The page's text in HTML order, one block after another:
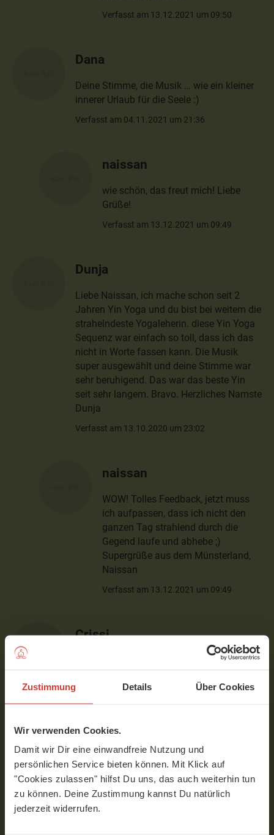
Zustimmung Details Über Cookies
Wir verwenden Cookies.
Damit wir Dir eine einwandfreie Nutzung und
persönlichen Service bieten können. Mit Klick auf
"Cookies zulassen" hilfst Du uns, das auch weiterhin tun
zu können. Deine Zustimmung kannst Du natürlich
jederzeit widerrufen.
Verfasst am 13.12.2021 um 09:50
Dana
Deine Stimme, die Musik … wie ein kleiner
innerer Urlaub für die Seele :)
Verfasst am 04.11.2021 um 21:36
naissan
wie schön, das freut mich! Liebe
Grüße!
Verfasst am 13.12.2021 um 09:49
Dunja
Liebe Naissan, ich mache schon seit 2
Jahren Yin Yoga und du bist bei weitem die
strahelndeste Yogaleherin. diese Yin Yoga
Sequenz war einfach so toll, dass ich das
nicht in Worte fassen kann. Die Musik
super ausgewählt und deine Stimme war
sehr beruhigend. Das war das beste Yin
seit sehr langem. Bravo. Herzliches Namste
Dunja
Verfasst am 13.10.2020 um 23:02
naissan
WOW! Tolles Feedback, jetzt muss
ich aufpassen, dass ich nicht den
ganzen Tag strahlend durch die
Gegend laufe und abhebe ;)
Supergrüße aus dem Münsterland,
Naissan
Verfasst am 13.12.2021 um 09:49
Crissi
Video geht. Danke für diese wunderbare
Sequenz, ich bin chronische
danach unbeschreiblich, nicht schmerzfrei,
aber doch sehr sehr gut. Übrigens hast du
eine tolle Stimme :) Ich hoffe, es gibt
Fortsetzungen....
Verfasst am 30.06.2020 um 13:02